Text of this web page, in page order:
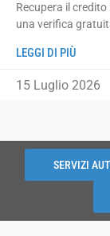
Recupera il
una verifica
LEGGI DI PIÙ
15 Luglio 2026
SERVIZI